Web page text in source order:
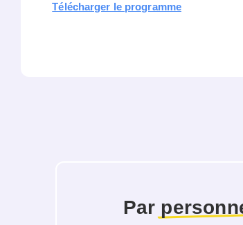
Télécharger le programme
Par